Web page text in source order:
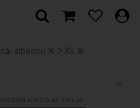
albastru > XS
vindecă- gri cenușă